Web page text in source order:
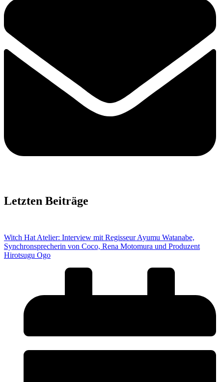
Letzten Beiträge
Witch Hat Atelier: Interview mit Regisseur Ayumu Watanabe,
Synchronsprecherin von Coco, Rena Motomura und Produzent
Hirotsugu Ogo